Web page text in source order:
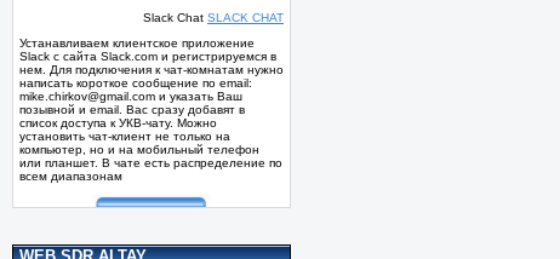
Slack Chat SLACK CHAT
Устанавливаем клиентское приложение
Slack с сайта Slack.com и регистрируемся в
нем. Для подключения к чат-комнатам нужно
написать короткое сообщение по email:
mike.chirkov@gmail.com и указать Ваш
позывной и email. Вас сразу добавят в
список доступа к УКВ-чату. Можно
установить чат-клиент не только на
компьютер, но и на мобильный телефон
или планшет. В чате есть распределение по
всем диапазонам